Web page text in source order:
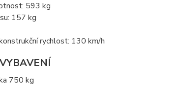
593 kg
157 kg
rychlost: 130 km/h
750 kg